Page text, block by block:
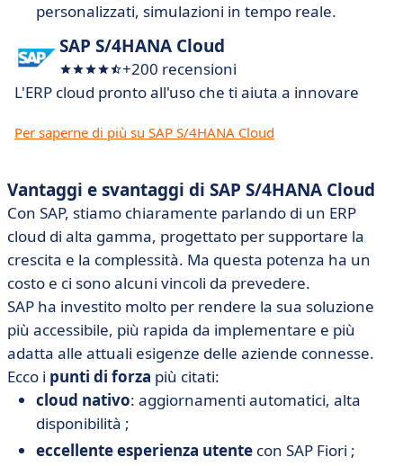
personalizzati, simulazioni in tempo reale.
SAP S/4HANA Cloud
+200 recensioni
L'ERP cloud pronto all'uso che ti aiuta a innovare
Per saperne di più su SAP S/4HANA Cloud
Vantaggi e svantaggi di SAP S/4HANA Cloud
Con SAP, stiamo chiaramente parlando di un ERP
cloud di alta gamma, progettato per supportare la
crescita e la complessità. Ma questa potenza ha un
costo e ci sono alcuni vincoli da prevedere.
SAP ha investito molto per rendere la sua soluzione
più accessibile, più rapida da implementare e più
adatta alle attuali esigenze delle aziende connesse.
Ecco i punti di forza più citati:
cloud nativo: aggiornamenti automatici, alta
disponibilità ;
eccellente esperienza utente con SAP Fiori ;